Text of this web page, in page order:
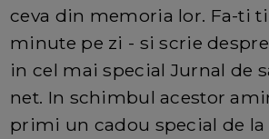
ceva din memoria lor. Fa-ti
minute pe zi - si scrie
in cel mai special Jurnal de
net. In schimbul acestor
primi un cadou special de la